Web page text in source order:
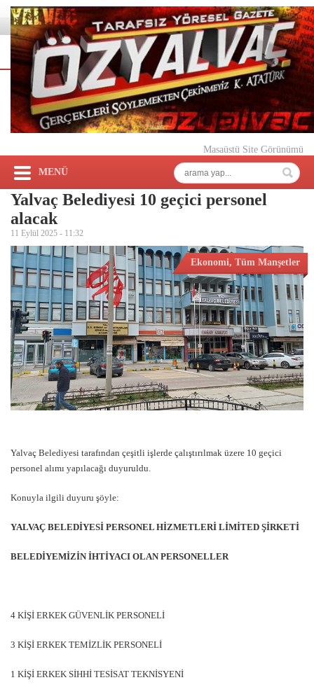
Masaüstü Site Görünümü
MENÜ
Yalvaç Belediyesi 10 geçici personel
alacak
11 Eylül 2025 - 11:32
Ekonomi, Tüm Manşetler
Yalvaç Belediyesi tarafından çeşitli işlerde çalıştırılmak üzere 10 geçici
personel alımı yapılacağı duyuruldu.
Konuyla ilgili duyuru şöyle:
YALVAÇ BELEDİYESİ PERSONEL HİZMETLERİ LİMİTED ŞİRKETİ
BELEDİYEMİZİN İHTİYACI OLAN PERSONELLER
4 KİŞİ ERKEK GÜVENLİK PERSONELİ
3 KİŞİ ERKEK TEMİZLİK PERSONELİ
1 KİŞİ ERKEK SİHHİ TESİSAT TEKNİSYENİ